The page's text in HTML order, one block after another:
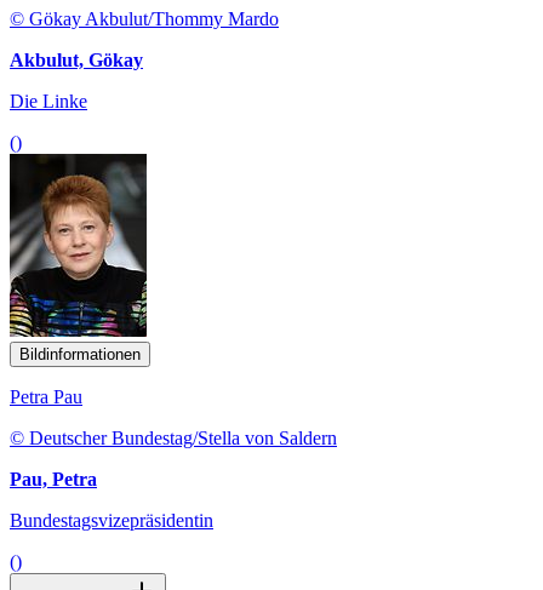
© Gökay Akbulut/Thommy Mardo
Akbulut, Gökay
Die Linke
()
Bildinformationen
Petra Pau
© Deutscher Bundestag/Stella von Saldern
Pau, Petra
Bundestagsvizepräsidentin
()